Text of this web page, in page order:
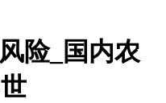
险_国内农